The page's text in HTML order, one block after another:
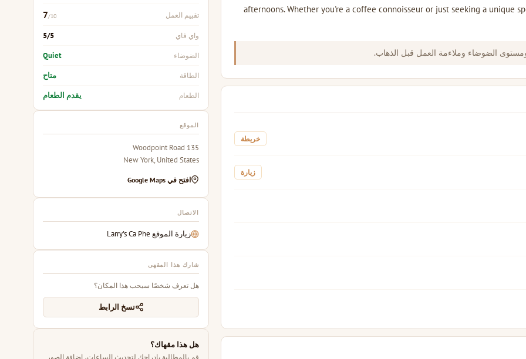
afternoons. Whether you're a coffee connoisseur or just seeking a unique
الضوضاء وملاءمة العمل قبل الذهاب.
خريطة
زيارة
تقييم العمل 7/10
واي فاي 5/5
الضوضاء Quiet
الطاقة متاح
الطعام يقدم الطعام
الموقع
135 Woodpoint Road
New York, United States
افتح في Google Maps
الاتصال
زيارة الموقع Larry's Ca Phe
شارك هذا المقهى
هل تعرف شخصًا سيحب هذا المكان؟
نسخ الرابط
هل هذا مقهاك؟
قم بالمطالبة بإدراجك لتحديث الساعات، إضافة الصور